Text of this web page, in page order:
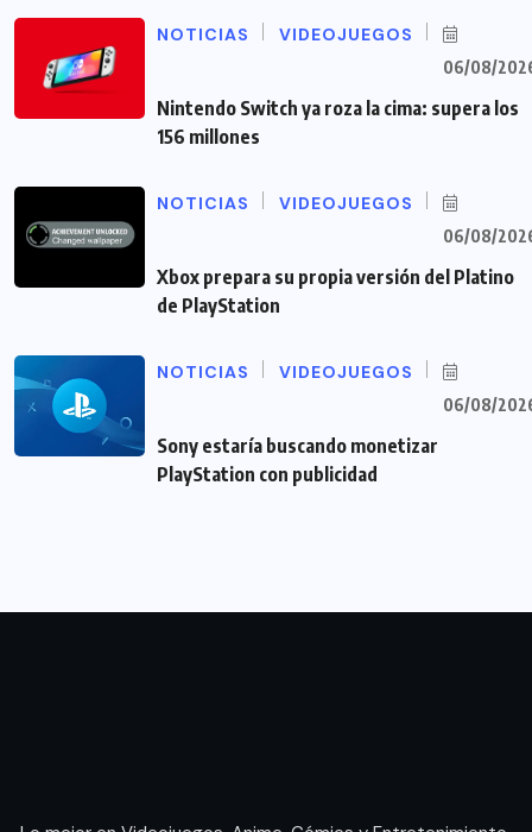
NOTICIAS VIDEOJUEGOS
06/08/
Nintendo Switch ya roza la cima: supera los
156 millones
NOTICIAS VIDEOJUEGOS
06/08/
Xbox prepara su propia versión del Platino
de PlayStation
NOTICIAS VIDEOJUEGOS
06/08/
Sony estaría buscando monetizar
PlayStation con publicidad